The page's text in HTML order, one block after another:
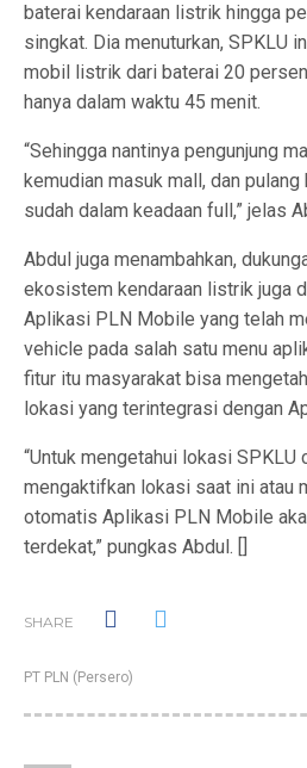
baterai kendaraan listrik hingga
singkat. Dia menuturkan, SPKLU
mobil listrik dari baterai 20
hanya dalam waktu 45 menit.
“Sehingga nantinya pengunjung
kemudian masuk mall, dan
sudah dalam keadaan full,” jelas
Abdul juga menambahkan,
ekosistem kendaraan listrik juga
Aplikasi PLN Mobile yang telah
vehicle pada salah satu menu
fitur itu masyarakat bisa
lokasi yang terintegrasi dengan
“Untuk mengetahui lokasi SPKLU
mengaktifkan lokasi saat ini atau
otomatis Aplikasi PLN Mobile
terdekat,” pungkas Abdul. []
SHARE
PT PLN (Persero)